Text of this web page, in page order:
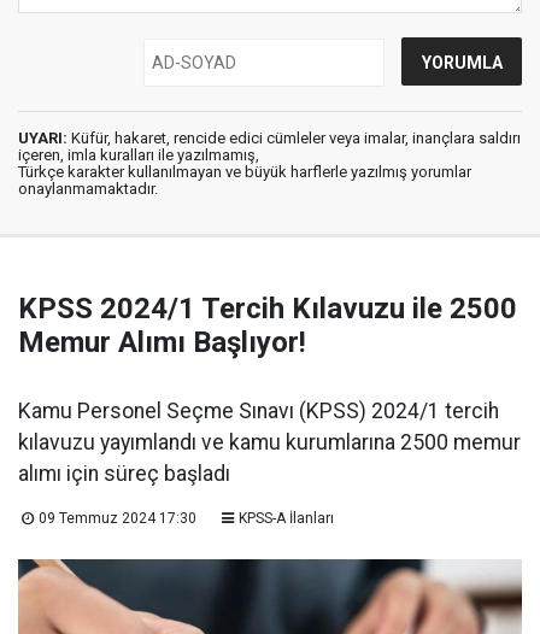
UYARI: Küfür, hakaret, rencide edici cümleler veya imalar, inançlara saldırı
içeren, imla kuralları ile yazılmamış,
Türkçe karakter kullanılmayan ve büyük harflerle yazılmış yorumlar
onaylanmamaktadır.
KPSS 2024/1 Tercih Kılavuzu ile 2500
Memur Alımı Başlıyor!
Kamu Personel Seçme Sınavı (KPSS) 2024/1 tercih
kılavuzu yayımlandı ve kamu kurumlarına 2500 memur
alımı için süreç başladı
09 Temmuz 2024 17:30 KPSS-A İlanları